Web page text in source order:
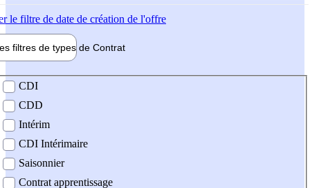
le filtre de date de création de l'offre
filtres de types de Contrat
contrat
CDI
CDD
Intérim
CDI Intérimaire
Saisonnier
Contrat apprentissage